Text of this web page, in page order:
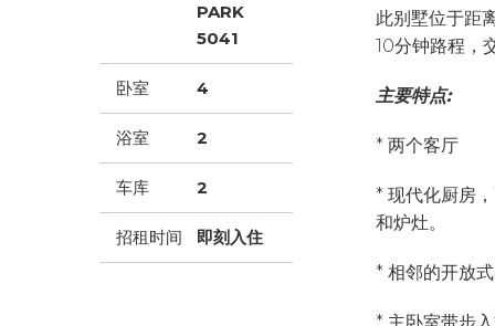
PARK
5041
卧室 4
浴室 2
车库 2
招租时间 即刻入住
此别墅位于距
10分钟路程，
主要特点:
* 两个客厅
* 现代化厨房
和炉灶。
* 相邻的开放